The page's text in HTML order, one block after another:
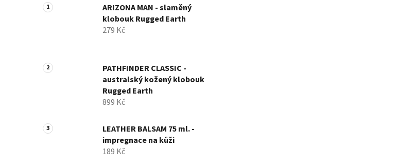
ARIZONA MAN - slaměný
klobouk Rugged Earth
279 Kč
PATHFINDER CLASSIC -
australský kožený klobouk
Rugged Earth
899 Kč
LEATHER BALSAM 75 ml. -
impregnace na kůži
189 Kč